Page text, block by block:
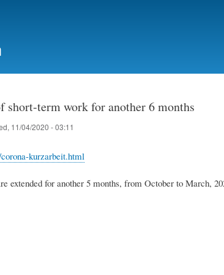
short-term work for another 6 months
11/04/2020 - 03:11
kurzarbeit.html
extended for another 5 months, from October to March,